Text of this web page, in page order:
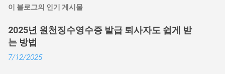
이 블로그의 인기 게시물
2025년 원천징수영수증 발급 퇴사자도 쉽게 받
는 방법
7/12/2025